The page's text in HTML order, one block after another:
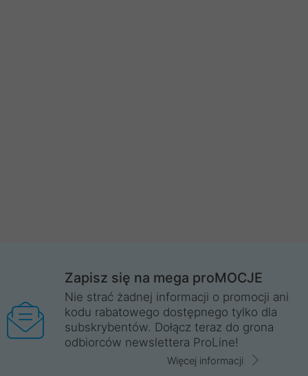
Zapisz się na mega proMOCJE
Nie strać żadnej informacji o promocji ani
kodu rabatowego dostępnego tylko dla
subskrybentów. Dołącz teraz do grona
odbiorców newslettera ProLine!
Więcej informacji